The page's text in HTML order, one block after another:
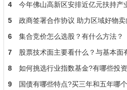
4 今年佛山高新区安排近亿元扶持产
5 政商签署合作协议 助力区域好物卖
6 集合竞价怎么选股？有什么方法？
7 股票技术面主要看什么？与基本面
8 如何挑选行业指数基金?有哪些投
9 国债有哪些特点?买三年和五年哪